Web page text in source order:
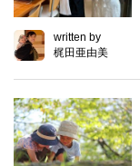
written by
梶田亜由美